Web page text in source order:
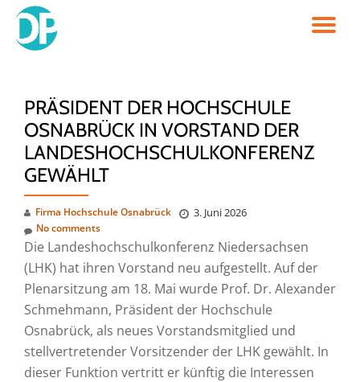
Skip
PRÄSIDENT DER HOCHSCHULE
OSNABRÜCK IN VORSTAND DER
LANDESHOCHSCHULKONFERENZ
GEWÄHLT
Firma Hochschule Osnabrück 3. Juni 2026
No comments
Die Landeshochschulkonferenz Niedersachsen
(LHK) hat ihren Vorstand neu aufgestellt. Auf der
Plenarsitzung am 18. Mai wurde Prof. Dr. Alexander
Schmehmann, Präsident der Hochschule
Osnabrück, als neues Vorstandsmitglied und
stellvertretender Vorsitzender der LHK gewählt. In
dieser Funktion vertritt er künftig die Interessen